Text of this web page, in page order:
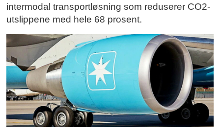
intermodal transportløsning som reduserer CO2-
utslippene med hele 68 prosent.